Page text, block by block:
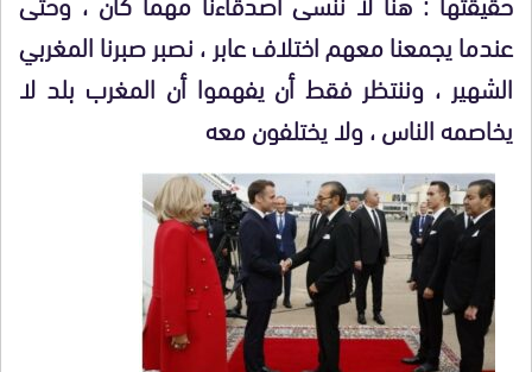
عندما يجمعنا معهم اختلاف عابر ، نصبر صبرنا المغربي
الشهير ، وننتظر فقط أن يفهموا أن المغرب بلد لا
يخاصمه الناس ، ولا يختلفون معه